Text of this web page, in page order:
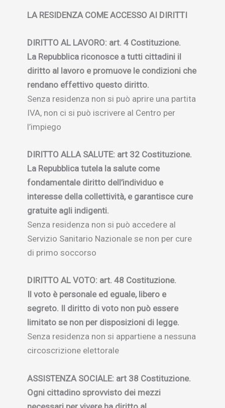
LA RESIDENZA COME ACCESSO AI DIRITTI
DIRITTO AL LAVORO: art. 4 Costituzione.
La Repubblica riconosce a tutti cittadini il
diritto al lavoro e promuove le condizioni che
rendano effettivo questo diritto.
Senza residenza non si può aprire una partita
IVA, non ci si può iscrivere al Centro per
l’impiego
DIRITTO ALLA SALUTE: art 32 Costituzione.
La Repubblica tutela la salute come
fondamentale diritto dell’individuo e
interesse della collettività, e garantisce cure
gratuite agli indigenti.
Senza residenza non si può accedere al
Servizio Sanitario Nazionale se non per cure
di primo soccorso
DIRITTO AL VOTO: art. 48 Costituzione.
Il voto è personale ed eguale, libero e
segreto. Il diritto di voto non può essere
limitato se non per disposizioni di legge.
Senza residenza non si appartiene a nessuna
circoscrizione elettorale
ASSISTENZA SOCIALE: art 38 Costituzione.
Ogni cittadino sprovvisto dei mezzi